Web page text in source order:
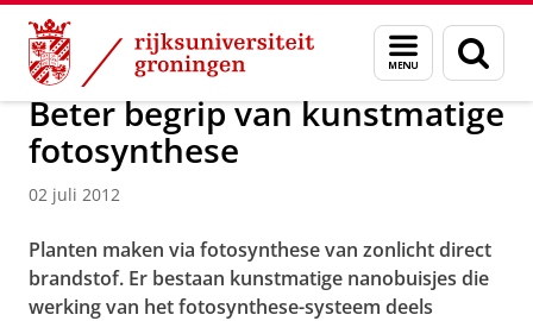
Skip
Content
Skip
Navigation
Menu
en
zoeken
Over ons Actueel Nieuws Nieuwsberichten
Beter begrip van kunstmatige
fotosynthese
02 juli 2012
Planten maken via fotosynthese van zonlicht direct
brandstof. Er bestaan kunstmatige nanobuisjes die
werking van het fotosynthese-systeem deels